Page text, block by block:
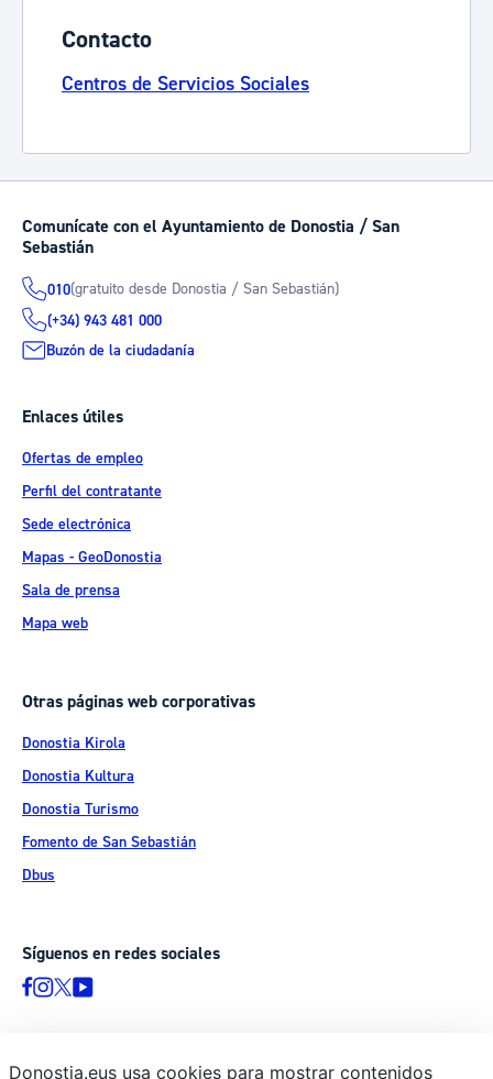
Contacto
Centros de Servicios Sociales
Comunícate con el Ayuntamiento de Donostia / San
Sebastián
010(gratuito desde Donostia / San Sebastián)
(+34) 943 481 000
Buzón de la ciudadanía
Enlaces útiles
Ofertas de empleo
Perfil del contratante
Sede electrónica
Mapas - GeoDonostia
Sala de prensa
Mapa web
Otras páginas web corporativas
Donostia Kirola
Donostia Kultura
Donostia Turismo
Fomento de San Sebastián
Dbus
Síguenos en redes sociales
Donostia.eus usa cookies para mostrar contenidos